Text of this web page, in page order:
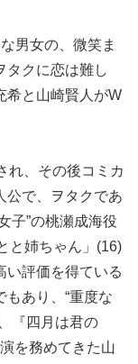
男女の、微笑ま
タクに恋は難し
希と山崎賢人がW
れ、その後コミカ
公で、ヲタクであ
子”の桃瀬成海役
と姉ちゃん」(16)
い評価を得ている
あり、“重度な
『四月は君の
を務めてきた山